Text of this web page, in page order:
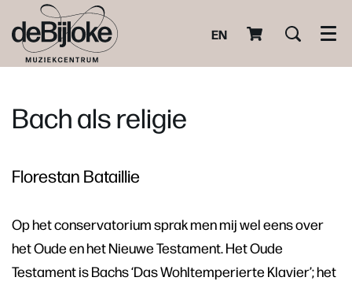
EN
Bach als religie
Florestan Bataillie
Op het conservatorium sprak men mij wel eens over
het Oude en het Nieuwe Testament. Het Oude
Testament is Bachs ‘Das Wohltemperierte Klavier’; het